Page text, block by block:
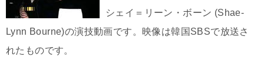
シェイ＝リーン・ボーン (Shae-
Lynn Bourne)の演技動画です。映像は韓国SBSで放送さ
れたものです。